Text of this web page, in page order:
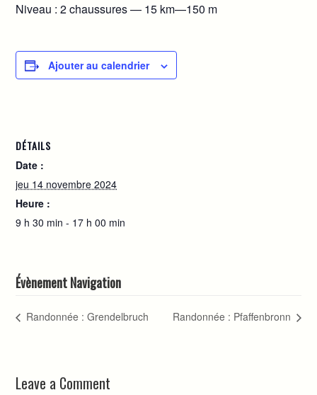
Niveau : 2 chaussures — 15 km—150 m
Ajouter au calendrier
DÉTAILS
Date :
jeu 14 novembre 2024
Heure :
9 h 30 min - 17 h 00 min
Évènement Navigation
Randonnée : Grendelbruch Randonnée : Pfaffenbronn
Leave a Comment